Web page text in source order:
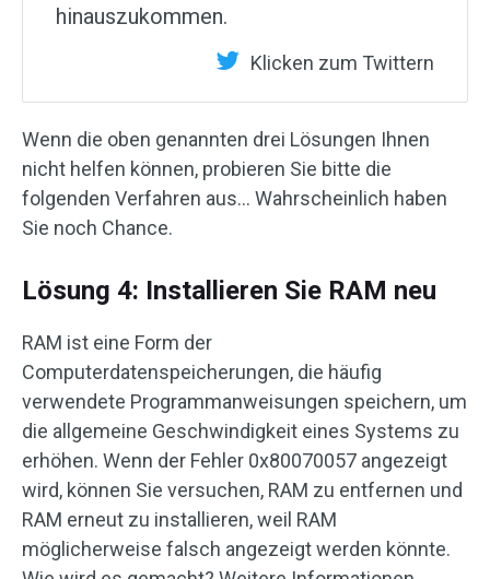
hinauszukommen.
Klicken zum Twittern
Wenn die oben genannten drei Lösungen Ihnen
nicht helfen können, probieren Sie bitte die
folgenden Verfahren aus… Wahrscheinlich haben
Sie noch Chance.
Lösung 4: Installieren Sie RAM neu
RAM ist eine Form der
Computerdatenspeicherungen, die häufig
verwendete Programmanweisungen speichern, um
die allgemeine Geschwindigkeit eines Systems zu
erhöhen. Wenn der Fehler 0x80070057 angezeigt
wird, können Sie versuchen, RAM zu entfernen und
RAM erneut zu installieren, weil RAM
möglicherweise falsch angezeigt werden könnte.